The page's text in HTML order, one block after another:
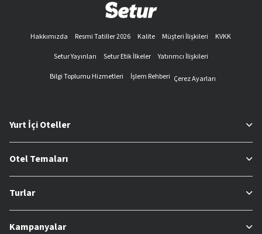
Hakkımızda Resmi Tatiller 2026 Kalite Müşteri İlişkileri
KVKK
Setur Yayınları
Setur Etik İlkeler
Yatırımcı İlişkileri
Bilgi Toplumu Hizmetleri
İşlem Rehberi Çerez Ayarları
Yurt İçi Oteller
Otel Temaları
Turlar
Kampanyalar